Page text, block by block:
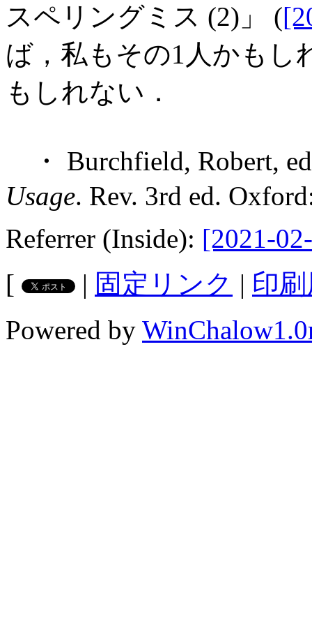
スペリングミス (2)」 (
ば，私もその1人かもし
もしれない．
・ Burchfield, Robert,
Usage. Rev. 3rd ed.
Referrer (Inside): [2021-
[
| 固定リンク | 印
Powered by